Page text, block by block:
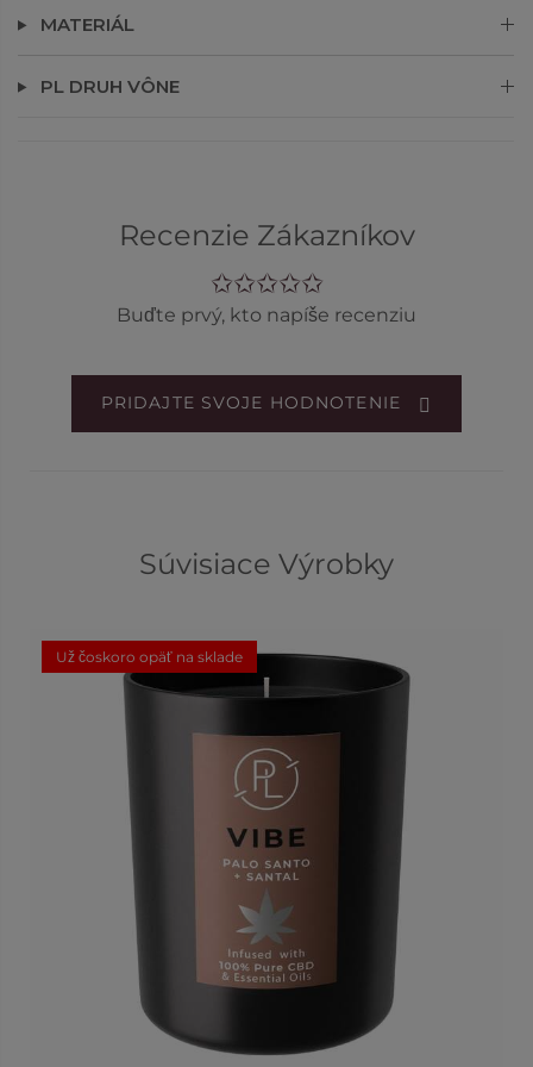
MATERIÁL
PL DRUH VÔNE
Recenzie Zákazníkov
Buďte prvý, kto napíše recenziu
PRIDAJTE SVOJE HODNOTENIE
Súvisiace Výrobky
Už čoskoro opäť na sklade